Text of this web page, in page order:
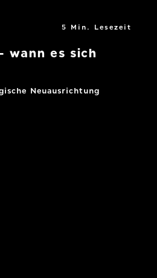
5 Min. Lesezeit
wann es sich
Neuausrichtung